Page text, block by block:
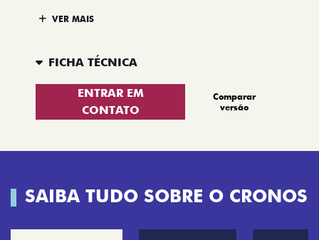
VER MAIS
FICHA TÉCNICA
ENTRAR EM
CONTATO
Comparar
versão
SAIBA TUDO SOBRE O CRONOS